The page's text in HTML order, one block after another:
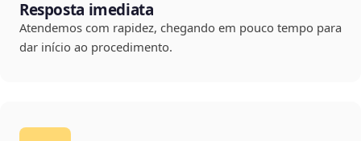
Resposta imediata
Atendemos com rapidez, chegando em pouco tempo para
dar início ao procedimento.